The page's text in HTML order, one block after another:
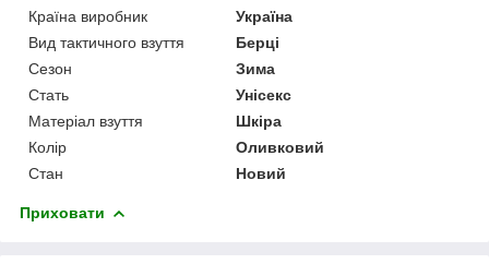
Країна виробник
Україна
Вид тактичного взуття
Берці
Сезон
Зима
Стать
Унісекс
Матеріал взуття
Шкіра
Колір
Оливковий
Стан
Новий
Приховати